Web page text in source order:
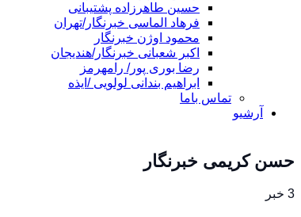
حسین طاهرزاده پشتیبانی
فرهاد الماسی خبرنگار/تهران
محمود اوژن خبرنگار
اکبر شعبانی خبرنگار/هندیجان
رضا بوری پور/ رامهرمز
ابراهیم بندانی لولویی /ایذه
تماس باما
آرشیو
حسن کریمی خبرنگار
3 خبر